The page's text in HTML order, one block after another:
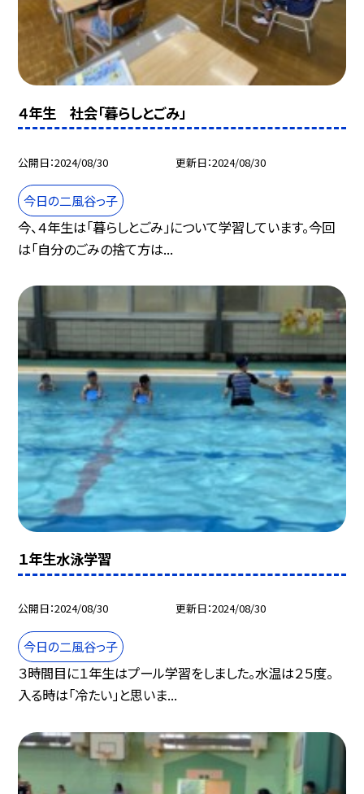
４年生 社会「暮らしとごみ」
公開日 2024/08/30 更新日 2024/08/30
今日の二風谷っ子
今、４年生は「暮らしとごみ」について学習しています。今回
は「自分のごみの捨て方は...
１年生水泳学習
公開日 2024/08/30 更新日 2024/08/30
今日の二風谷っ子
３時間目に１年生はプール学習をしました。水温は２５度。
入る時は「冷たい」と思いま...